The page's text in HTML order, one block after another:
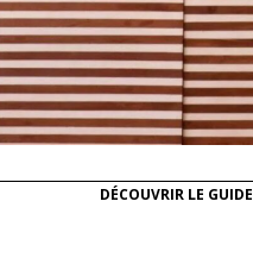
DÉCOUVRIR LE GUIDE